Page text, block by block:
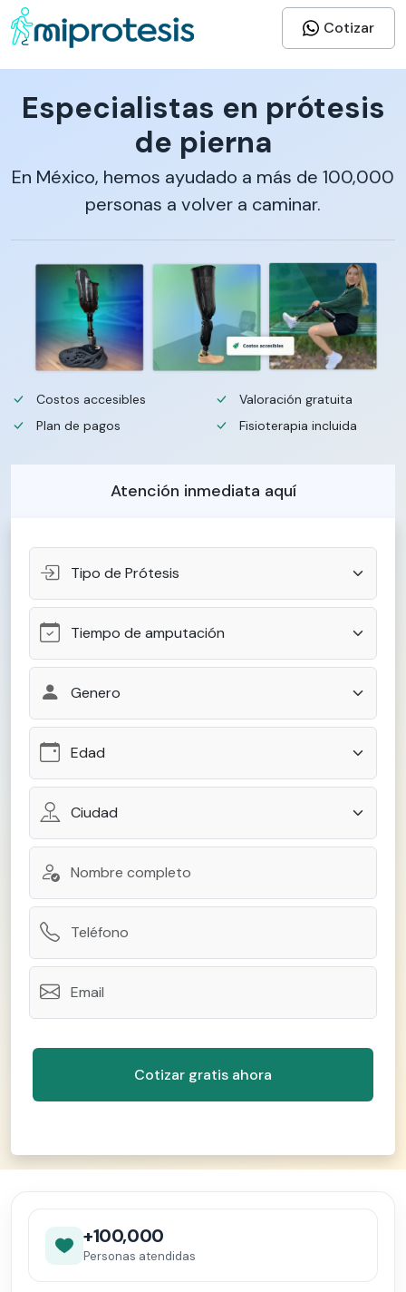
Cotizar
Especialistas en prótesis
de pierna
En México, hemos ayudado a más de 100,000
personas a volver a caminar.
Costos accesibles
Plan de pagos
Valoración gratuita
Fisioterapia incluida
Atención inmediata aquí
+100,000
Personas atendidas